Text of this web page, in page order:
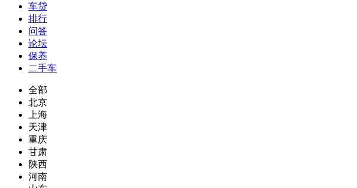
车贷
排行
问答
论坛
保养
二手车
全部
北京
上海
天津
重庆
甘肃
陕西
河南